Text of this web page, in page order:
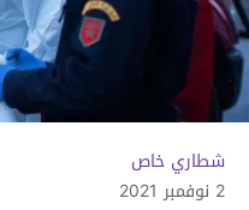
شطاري خاص
2 نوفمبر 2021